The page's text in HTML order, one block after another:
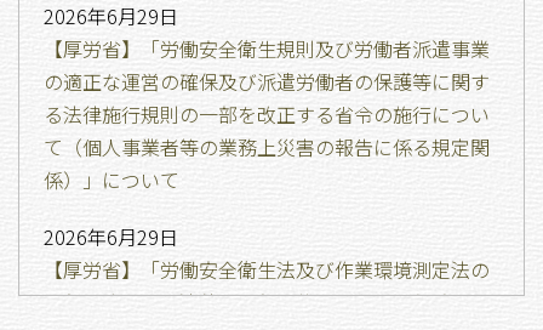
2026年6月29日
【厚労省】「労働安全衛生規則及び労働者派遣事業
の適正な運営の確保及び派遣労働者の保護等に関す
る法律施行規則の一部を改正する省令の施行につい
て（個人事業者等の業務上災害の報告に係る規定関
係）」について
2026年6月29日
【厚労省】「労働安全衛生法及び作業環境測定法の
一部を改正する法律の一部の施行に伴う関係政令の